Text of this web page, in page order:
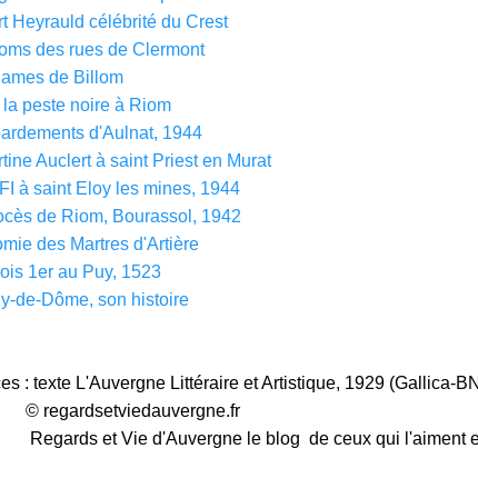
Heyrauld célébrité du Crest
des rues de Clermont
de Billom
la peste noire à Riom
d'Aulnat, 1944
Auclert à saint Priest en Murat
à saint Eloy les mines, 1944
de Riom, Bourassol, 1942
des Martres d'Artière
1er au Puy, 1523
de-Dôme, son histoire
: texte L'Auvergne Littéraire et Artistique, 1929 (Gallica-
et Vie d'Auvergne le blog de ceux qui l'aiment et